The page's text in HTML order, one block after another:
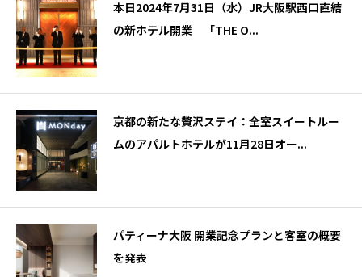
本日2024年7月31日（水）JR大阪駅西口直結
の新ホテル開業 「THE O...
京都の新たな贅沢ステイ：全室スイートルー
ムのアパルトホテルが11月28日オー...
パティーナ大阪 開業記念プランと客室の概要
を発表